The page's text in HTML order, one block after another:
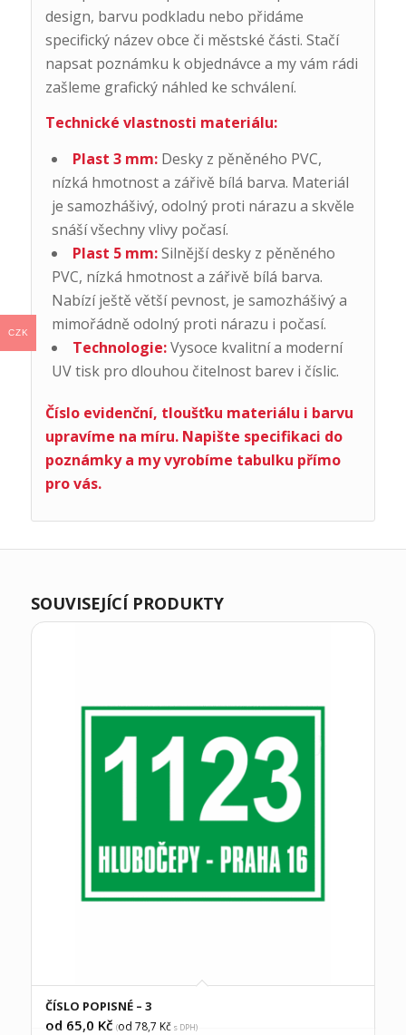
design, barvu podkladu nebo přidáme
specifický název obce či městské části. Stačí
napsat poznámku k objednávce a my vám rádi
zašleme grafický náhled ke schválení.
Technické vlastnosti materiálu:
Plast 3 mm:Desky z pěněného PVC,
nízká hmotnost a zářivě bílá barva. Materiál
je samozhášivý, odolný proti nárazu a skvěle
snáší všechny vlivy počasí.
Plast 5 mm:Silnější desky z pěněného
PVC, nízká hmotnost a zářivě bílá barva.
Nabízí ještě větší pevnost, je samozhášivý a
mimořádně odolný proti nárazu i počasí.
Technologie:Vysoce kvalitní a moderní
UV tisk pro dlouhou čitelnost barev i číslic.
Číslo evidenční, tloušťku materiálu i barvu
upravíme na míru. Napište specifikaci do
poznámky a my vyrobíme tabulku přímo
pro vás.
SOUVISEJÍCÍ PRODUKTY
ČÍSLO POPISNÉ – 3
od 65,0 Kč (od 78,7 Kčs DPH)
CZK